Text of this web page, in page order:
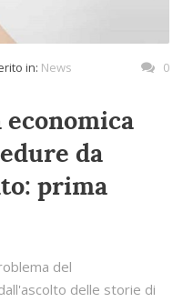
in: News 0
da
prima
del
delle storie di